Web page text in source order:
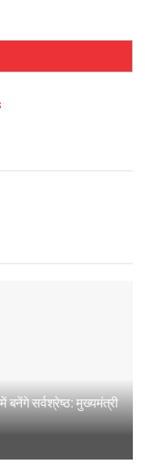
सर्वश्रेष्ठ: मुख्यमंत्री